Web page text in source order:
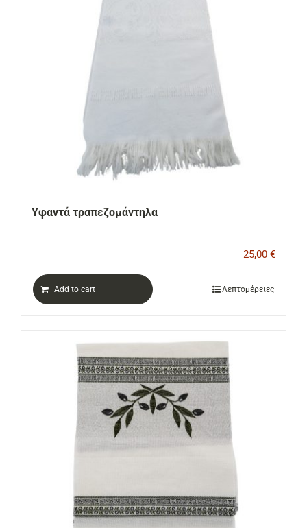
Υφαντά τραπεζομάντηλα
25,00 €
Add to cart Λεπτομέρειες